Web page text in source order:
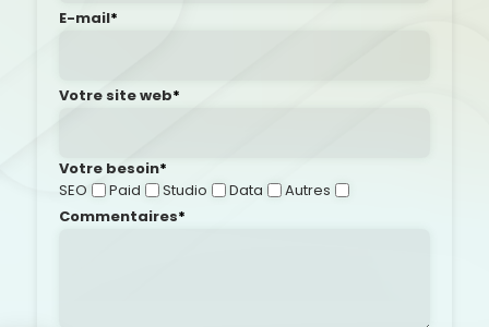
E-mail*
Votre site web*
Votre besoin*
SEO
Paid Studio Data
Autres
Commentaires*